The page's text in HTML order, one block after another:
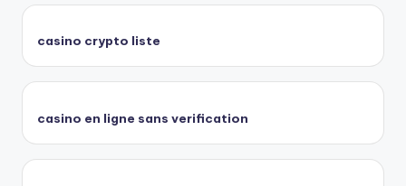
casino crypto liste
casino en ligne sans verification